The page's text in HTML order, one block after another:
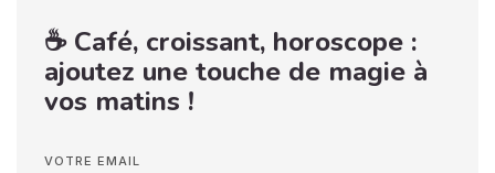
☕ Café, croissant, horoscope :
ajoutez une touche de magie à
vos matins !
VOTRE EMAIL